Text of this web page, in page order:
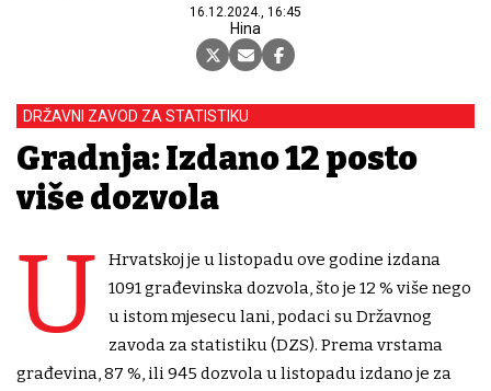
16.12.2024., 16:45
Hina
DRŽAVNI ZAVOD ZA STATISTIKU
Gradnja: Izdano 12 posto
više dozvola
U
Hrvatskoj je u listopadu ove godine izdana
1091 građevinska dozvola, što je 12 % više nego
u istom mjesecu lani, podaci su Državnog
zavoda za statistiku (DZS). Prema vrstama
građevina, 87 %, ili 945 dozvola u listopadu izdano je za